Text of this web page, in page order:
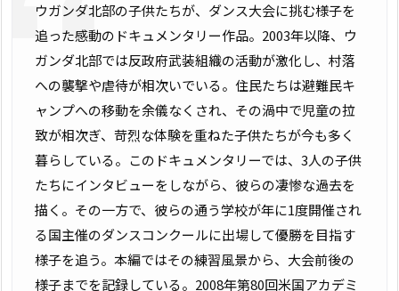
ウガンダ北部の子供たちが、ダンス大会に挑む様子を
追った感動のドキュメンタリー作品。2003年以降、ウ
ガンダ北部では反政府武装組織の活動が激化し、村落
への襲撃や虐待が相次いでいる。住民たちは避難民キ
ャンプへの移動を余儀なくされ、その渦中で児童の拉
致が相次ぎ、苛烈な体験を重ねた子供たちが今も多く
暮らしている。このドキュメンタリーでは、3人の子供
たちにインタビューをしながら、彼らの凄惨な過去を
描く。その一方で、彼らの通う学校が年に1度開催され
る国主催のダンスコンクールに出場して優勝を目指す
様子を追う。本編ではその練習風景から、大会前後の
様子までを記録している。2008年第80回米国アカデミ